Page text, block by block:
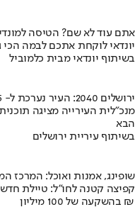
אתם עוד לא שם? הטיסה
יונדאי לוקחת אתכם לבמה הכי
בשיתוף יונדאי מבית כלמוביל
ירושלים 2040: העיר נערכת ל- 1.5 מליון תושבים
מנכ"לית העירייה מציגה
הבא
בשיתוף עיריית ירושלים
שופינג, אמנות ואוכל: המרכז
קפיצה קטנה לחו"ל: טיילת
בהשקעה של 100 מיליון ₪